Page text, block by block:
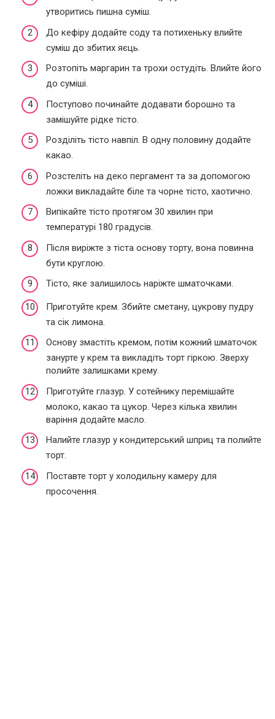
утворитись пишна суміш.
До кефіру додайте соду та потихеньку влийте
суміш до збитих яєць.
Розтопіть маргарин та трохи остудіть. Влийте його
до суміші.
Поступово починайте додавати борошно та
замішуйте рідке тісто.
Розділіть тісто навпіл. В одну половину додайте
какао.
Розстеліть на деко пергамент та за допомогою
ложки викладайте біле та чорне тісто, хаотично.
Випікайте тісто протягом 30 хвилин при
температурі 180 градусів.
Після виріжте з тіста основу торту, вона повинна
бути круглою.
Тісто, яке залишилось наріжте шматочками.
Приготуйте крем. Збийте сметану, цукрову пудру
та сік лимона.
Основу змастіть кремом, потім кожний шматочок
занурте у крем та викладіть торт гіркою. Зверху
полийте залишками крему.
Приготуйте глазур. У сотейнику перемішайте
молоко, какао та цукор. Через кілька хвилин
варіння додайте масло.
Налийте глазур у кондитерський шприц та полийте
торт.
Поставте торт у холодильну камеру для
просочення.